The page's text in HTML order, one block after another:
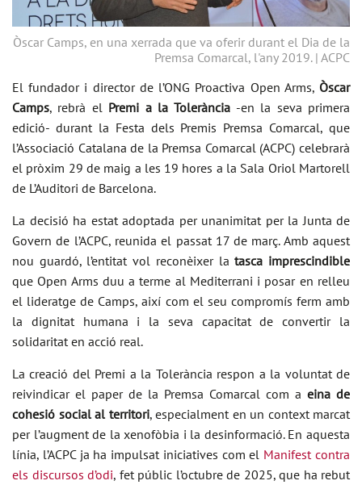
Òscar Camps, en una xerrada que va oferir durant el Dia de la
Premsa Comarcal, l'any 2019. | ACPC
El fundador i director de l’ONG Proactiva Open Arms, Òscar
Camps, rebrà el Premi a la Tolerància -en la seva primera
edició- durant la Festa dels Premis Premsa Comarcal, que
l’Associació Catalana de la Premsa Comarcal (ACPC) celebrarà
el pròxim 29 de maig a les 19 hores a la Sala Oriol Martorell
de L’Auditori de Barcelona.
La decisió ha estat adoptada per unanimitat per la Junta de
Govern de l’ACPC, reunida el passat 17 de març. Amb aquest
nou guardó, l’entitat vol reconèixer la tasca imprescindible
que Open Arms duu a terme al Mediterrani i posar en relleu
el lideratge de Camps, així com el seu compromís ferm amb
la dignitat humana i la seva capacitat de convertir la
solidaritat en acció real.
La creació del Premi a la Tolerància respon a la voluntat de
reivindicar el paper de la Premsa Comarcal com a eina de
cohesió social al territori, especialment en un context marcat
per l’augment de la xenofòbia i la desinformació. En aquesta
línia, l’ACPC ja ha impulsat iniciatives com el Manifest contra
els discursos d’odi, fet públic l’octubre de 2025, que ha rebut